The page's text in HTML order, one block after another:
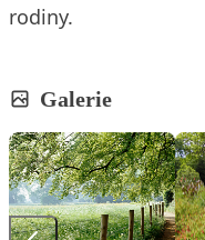
rodiny.
Galerie